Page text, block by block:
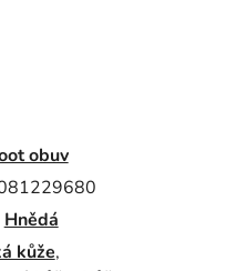
obuv
Hnědá
kůže,